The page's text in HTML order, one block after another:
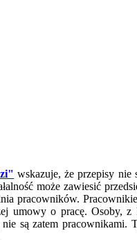
wskazuje, że przepisy nie
może zawiesić
pracowników.
umowy o pracę. Osoby, z
są zatem pracownikami.